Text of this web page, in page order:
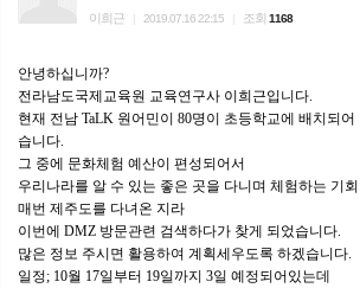
이희근 2019.07.16 22:15 조회 1168
안녕하십니까?
전라남도국제교육원 교육연구사 이희근입니다.
현재 전남 TaLK 원어민이 80명이 초등학교에 배치되
습니다.
그 중에 문화체험 예산이 편성되어서
우리나라를 알 수 있는 좋은 곳을 다니며 체험하는 기회
매번 제주도를 다녀온 지라
이번에 DMZ 방문관련 검색하다가 찾게 되었습니다.
많은 정보 주시면 활용하여 계획세우도록 하겠습니다.
일정; 10월 17일부터 19일까지 3일 예정되어있는데